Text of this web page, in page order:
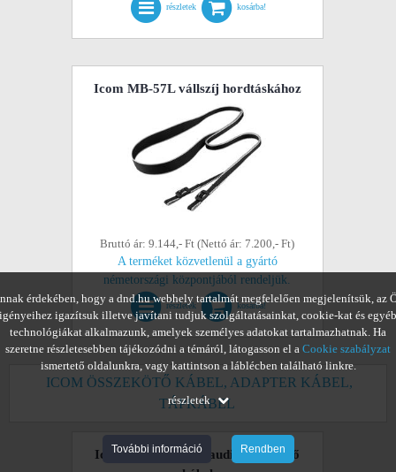
részletek kosárba!
Icom MB-57L vállszíj hordtáskához
Bruttó ár: 9.144,- Ft (Nettó ár: 7.200,- Ft)
A terméket közvetlenül a gyártó
németországi központjából rendeljük.
részletek kosárba!
ICOM ÖSSZEKÖTŐ KÁBEL, ADAPTER KÁBEL,
TÁPKÁBEL
Icom OPC-2006LS audio összekötő
érdekében, hogy a dnd.hu webhely tartalmát megfelelően megjelenítsük, az
igényeihez igazítsuk illetve javítani tudjuk szolgáltatásainkat, cookie-kat és egyéb
technológiákat alkalmazunk, amelyek személyes adatokat tartalmazhatnak. Ha
szeretne részletesebben tájékozódni a témáról, látogasson el a Cookie szabályzat
ismertető oldalunkra, vagy kattintson a láblécben található linkre.
részletek
További információ Rendben